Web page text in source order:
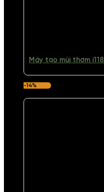
Máy tạo mùi thơm i118
-14%